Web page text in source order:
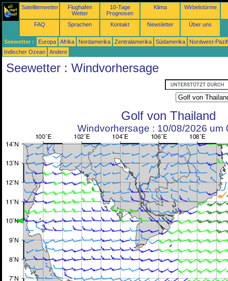
Satellitenwetter
Flughafen
Wetter
10-Tage
Prognosen
Klima Wirbelstürme
FAQ Sprachen Kontakt Newsletter Über uns
Seewetter : Europa Afrika Nordamerika Zentralamerika Südamerika
Nordwest-
Indischer Ozean
Andere
Seewetter : Windvorhersage
Golf von Thailand
Windvorhersage : 10/08/2026 um